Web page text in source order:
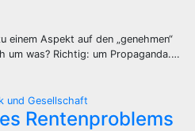
einem Aspekt auf den „genehmen“
um was? Richtig: um Propaganda.…
und Gesellschaft
Rentenproblems